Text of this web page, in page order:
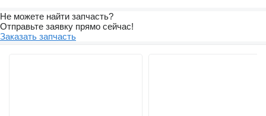
Не можете найти запчасть?
Отправьте заявку прямо сейчас!
Заказать запчасть